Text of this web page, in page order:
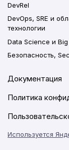
DevRel
DevOps, SRE и
технологии
Data Science и Big
Безопасность,
Документация
Политика
Используется